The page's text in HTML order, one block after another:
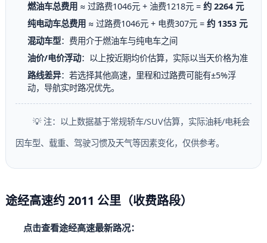
燃油车总费用 ≈ 过路费1046元 + 油费1218元 = 约 2264 元
纯电动车总费用 ≈ 过路费1046元 + 电费307元 = 约 1353 元
混动车型：费用介于燃油车与纯电车之间
油价/电价浮动：以上按近期均价估算，实际以当天价格为准
路线差异：若选择其他高速，里程和过路费可能有±5%浮
动，导航实时路况优先。
💡 注：以上数据基于常规轿车/SUV估算，实际油耗/电耗会
因车型、载重、驾驶习惯及天气等因素变化，仅供参考。
途经高速约 2011 公里（收费路段）
点击查看途经高速最新路况：